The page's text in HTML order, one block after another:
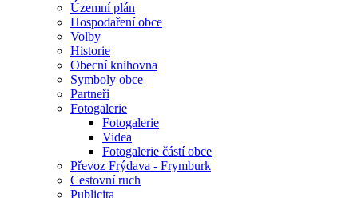
Územní plán
Hospodaření obce
Volby
Historie
Obecní knihovna
Symboly obce
Partneři
Fotogalerie
Fotogalerie
Videa
Fotogalerie částí obce
Převoz Frýdava - Frymburk
Cestovní ruch
Publicita